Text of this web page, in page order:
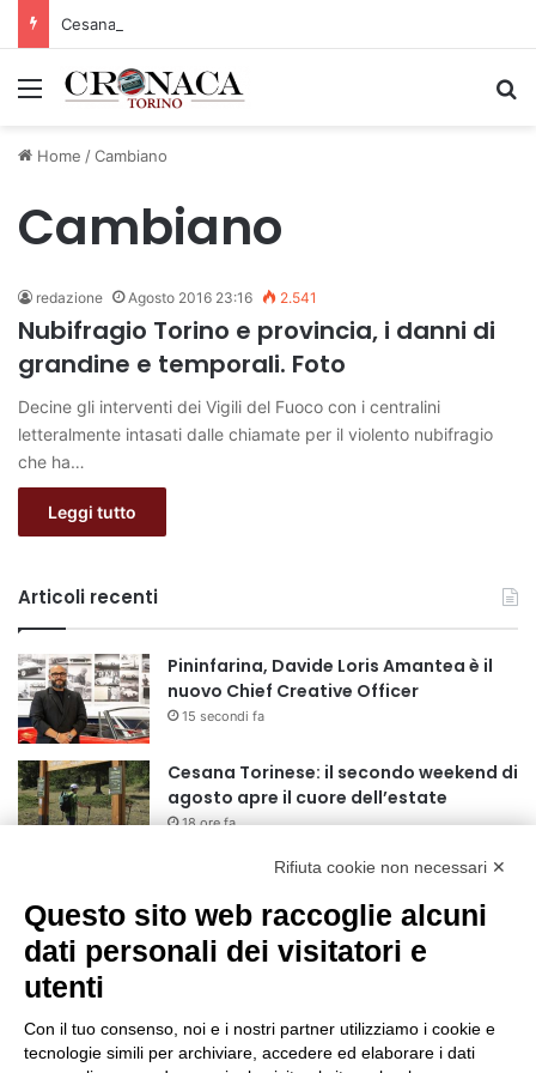
Menu
Home /Cambiano
Cambiano
redazione Agosto 2016 23:16 2.541
Nubifragio Torino e provincia, i danni di
grandine e temporali. Foto
Decine gli interventi dei Vigili del Fuoco con i centralini
letteralmente intasati dalle chiamate per il violento nubifragio
che ha…
Leggi tutto
Articoli recenti
Pininfarina, Davide Loris Amantea è il
nuovo Chief Creative Officer
15 secondi fa
Cesana Torinese: il secondo weekend di
agosto apre il cuore dell’estate
18 ore fa
Siccità: Il Piemonte avvia le procedure
per la richiesta dello stato di calamità
naturale
19 ore fa
precampionato
22 ore fa
Rifiuta cookie non necessari ✕
Questo sito web raccoglie alcuni
dati personali dei visitatori e
utenti
Con il tuo consenso, noi e i nostri partner utilizziamo i cookie e
tecnologie simili per archiviare, accedere ed elaborare i dati